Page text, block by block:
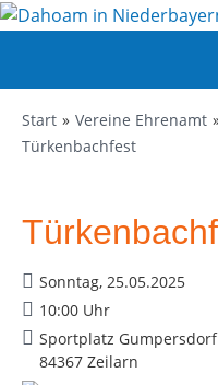
Start Vereine Ehrenamt
Türkenbachfest
Sonntag, 25.05.2025
10:00 Uhr
Sportplatz Gumpersdorf
84367 Zeilarn